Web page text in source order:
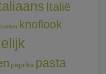
Italië
knoflook
paprika pasta